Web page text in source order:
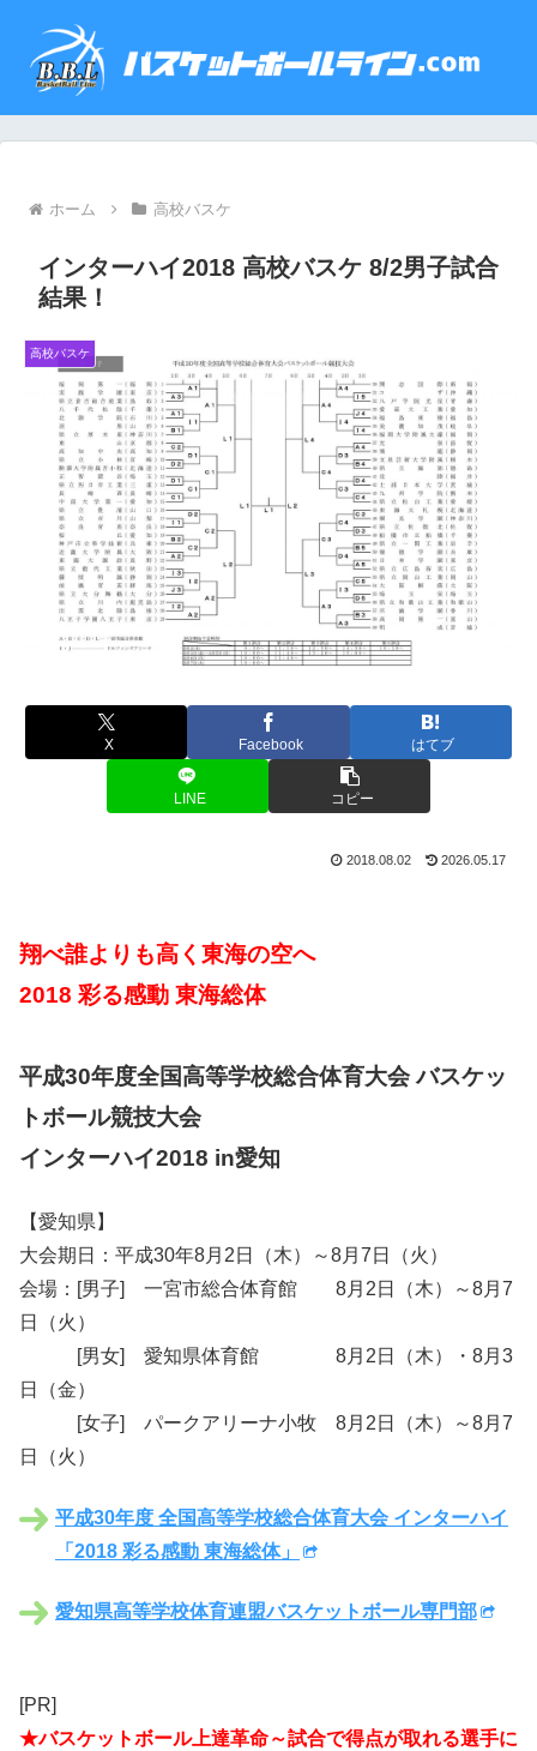
ホーム 高校バスケ
インターハイ2018 高校バスケ 8/2男子試合
結果！
高校バスケ
X Facebook はてブ
LINE コピー
2018.08.02 2026.05.17
翔べ誰よりも高く東海の空へ
2018 彩る感動 東海総体
平成30年度全国高等学校総合体育大会 バスケッ
トボール競技大会
インターハイ2018 in愛知
【愛知県】
大会期日：平成30年8月2日（木）～8月7日（火）
会場：[男子] 一宮市総合体育館 8月2日（木）～8月7
日（火）
[男女] 愛知県体育館 8月2日（木）・8月3
日（金）
[女子] パークアリーナ小牧 8月2日（木）～8月7
日（火）
平成30年度 全国高等学校総合体育大会 インターハイ
「2018 彩る感動 東海総体」
愛知県高等学校体育連盟バスケットボール専門部
[PR]
★バスケットボール上達革命～試合で得点が取れる選手に